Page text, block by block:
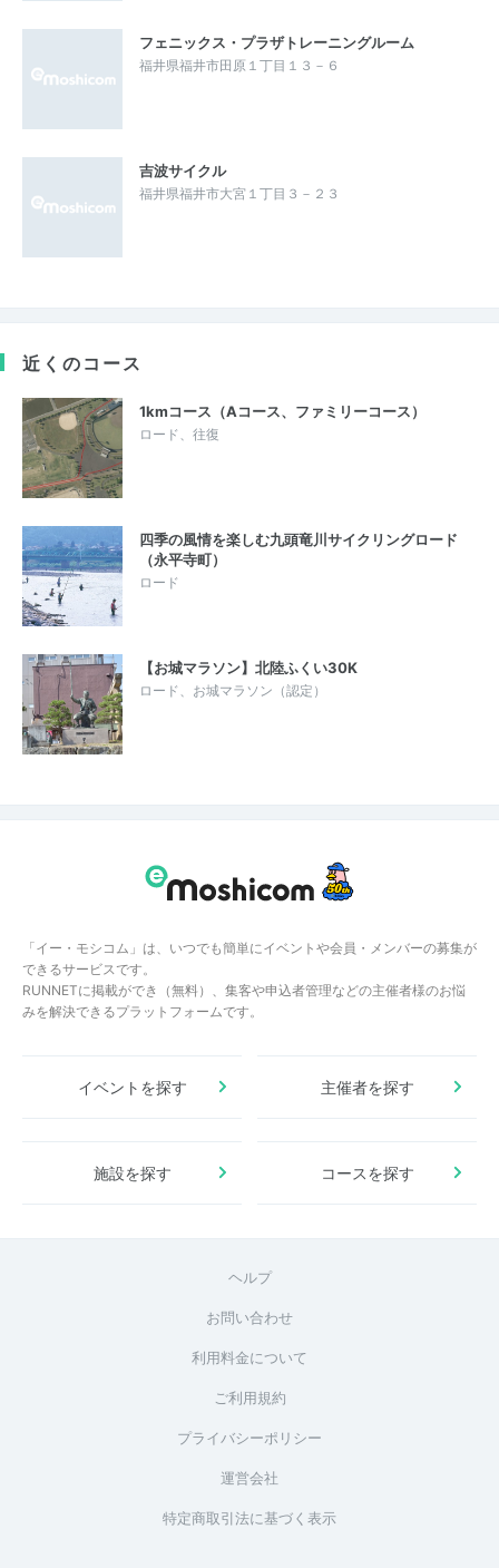
フェニックス・プラザトレーニングルーム
福井県福井市田原１丁目１３－６
吉波サイクル
福井県福井市大宮１丁目３－２３
近くのコース
1kmコース（Aコース、ファミリーコース）
ロード、往復
四季の風情を楽しむ九頭竜川サイクリングロード
（永平寺町）
ロード
【お城マラソン】北陸ふくい30K
ロード、お城マラソン（認定）
「イー・モシコム」は、いつでも簡単にイベントや会員・メンバーの募集が
できるサービスです。
RUNNETに掲載ができ（無料）、集客や申込者管理などの主催者様のお悩
みを解決できるプラットフォームです。
イベントを探す 主催者を探す
施設を探す コースを探す
ヘルプ
お問い合わせ
利用料金について
ご利用規約
プライバシーポリシー
運営会社
特定商取引法に基づく表示